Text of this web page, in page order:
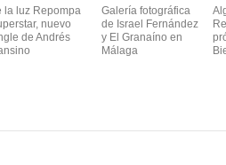
la luz Repompa
nuevo
de Andrés
Galería fotográfica
de Israel Fernández
y El Granaíno en
Málaga